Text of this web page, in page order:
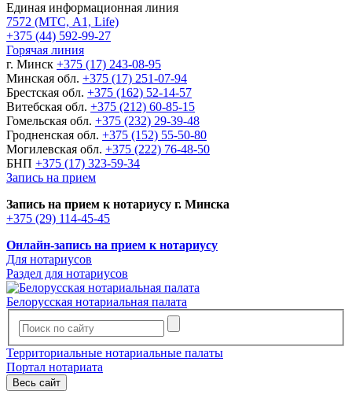
Единая информационная линия
7572 (МТС, A1, Life)
+375 (44) 592-99-27
Горячая линия
г. Минск +375 (17) 243-08-95
Минская обл. +375 (17) 251-07-94
Брестская обл. +375 (162) 52-14-57
Витебская обл. +375 (212) 60-85-15
Гомельская обл. +375 (232) 29-39-48
Гродненская обл. +375 (152) 55-50-80
Могилевская обл. +375 (222) 76-48-50
БНП +375 (17) 323-59-34
Запись на прием
Запись на прием к нотариусу г. Минска
+375 (29) 114-45-45
Онлайн-запись на прием к нотариусу
Для нотариусов
Раздел для нотариусов
Белорусская нотариальная палата
Территориальные нотариальные палаты
Портал нотариата
Весь сайт